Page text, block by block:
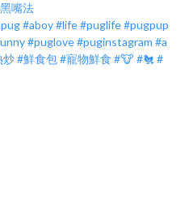
嘴法
#aboy#life#puglife#pugpup
#puglove#puginstagram #a
炒#鮮食包#寵物鮮食 #🐮 #🐔 #